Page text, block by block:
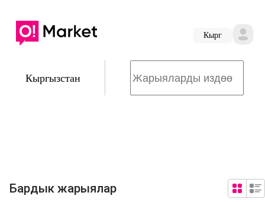
Кырг
Кыргызстан
Бардык жарыялар